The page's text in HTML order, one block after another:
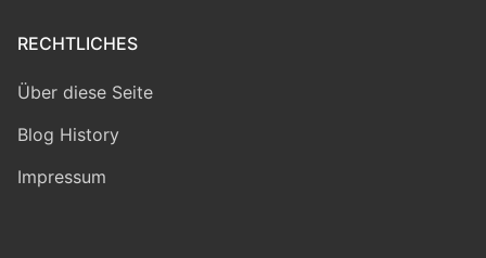
RECHTLICHES
Über diese Seite
Blog History
Impressum